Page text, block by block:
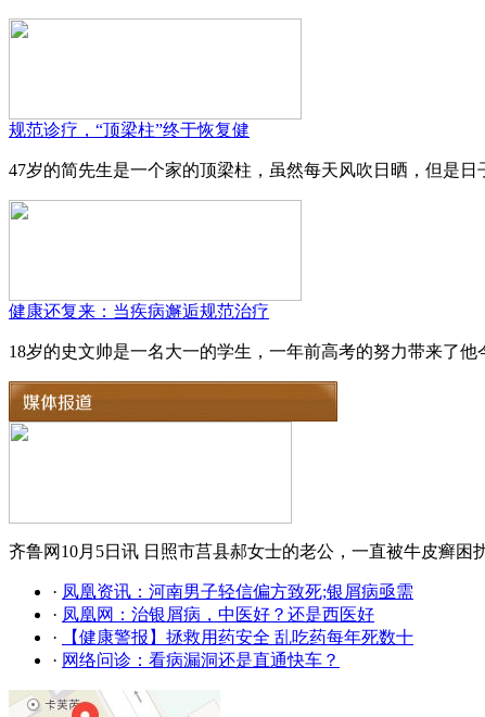
规范诊疗，“顶梁柱”终于恢复健
47岁的简先生是一个家的顶梁柱，虽然每天风吹日晒，但是
健康还复来：当疾病邂逅规范治疗
18岁的史文帅是一名大一的学生，一年前高考的努力带来了
齐鲁网10月5日讯 日照市莒县郝女士的老公，一直被牛皮癣
· 凤凰资讯：河南男子轻信偏方致死;银屑病亟需
· 凤凰网：治银屑病，中医好？还是西医好
·
【健康警报】拯救用药安全 乱吃药每年死数十
· 网络问诊：看病漏洞还是直通快车？